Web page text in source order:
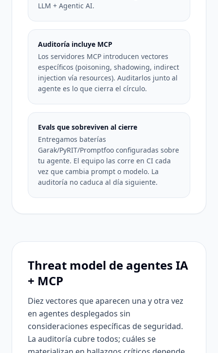
LLM + Agentic AI.
Auditoría incluye MCP
Los servidores MCP introducen vectores
específicos (poisoning, shadowing, indirect
injection vía resources). Auditarlos junto al
agente es lo que cierra el círculo.
Evals que sobreviven al cierre
Entregamos baterías
Garak/PyRIT/Promptfoo configuradas sobre
tu agente. El equipo las corre en CI cada
vez que cambia prompt o modelo. La
auditoría no caduca al día siguiente.
Threat model de agentes IA
+ MCP
Diez vectores que aparecen una y otra vez
en agentes desplegados sin
consideraciones específicas de seguridad.
La auditoría cubre todos; cuáles se